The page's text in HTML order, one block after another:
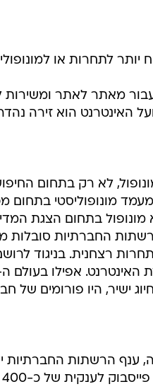
יותר לתחרות או
מאתר לאתר ומשירות
האינטרנט הוא זירה
לא רק בתחום
מונופוליסטי בתחום
החברתיות סובלות
רצחנית. בניגוד
ישיר, היו פורומים של
ענף הרשתות החברתיות